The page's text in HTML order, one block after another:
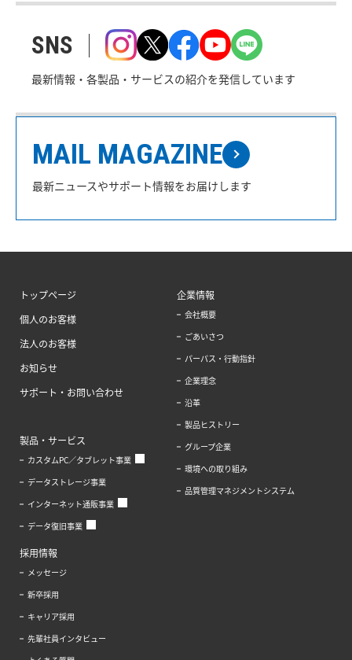
SNS
最新情報・各製品・サービスの紹介を発信しています
MAIL MAGAZINE
最新ニュースやサポート情報をお届けします
トップページ
個人のお客様
法人のお客様
お知らせ
サポート・お問い合わせ
製品・サービス
カスタムPC／タブレット事業
データストレージ事業
インターネット通販事業
データ復旧事業
企業情報
会社概要
ごあいさつ
パーパス・行動指針
企業理念
沿革
製品ヒストリー
グループ企業
環境への取り組み
品質管理マネジメントシステム
採用情報
メッセージ
新卒採用
キャリア採用
先輩社員インタビュー